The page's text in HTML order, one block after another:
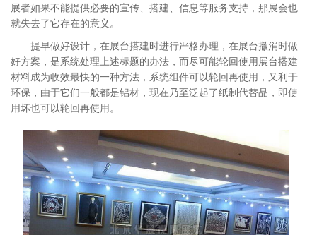
展者如果不能提供必要的宣传、搭建、信息等服务支持，那展会也
就失去了它存在的意义。
提早做好设计，在展台搭建时进行严格办理，在展台撤消时做
好方案，是系统处理上述标题的办法，而尽可能轮回使用展台搭建
材料成为收效最快的一种方法，系统组件可以轮回再使用，又利于
环保，由于它们一般都是铝材，现在乃至泛起了纸制代替品，即使
用坏也可以轮回再使用。